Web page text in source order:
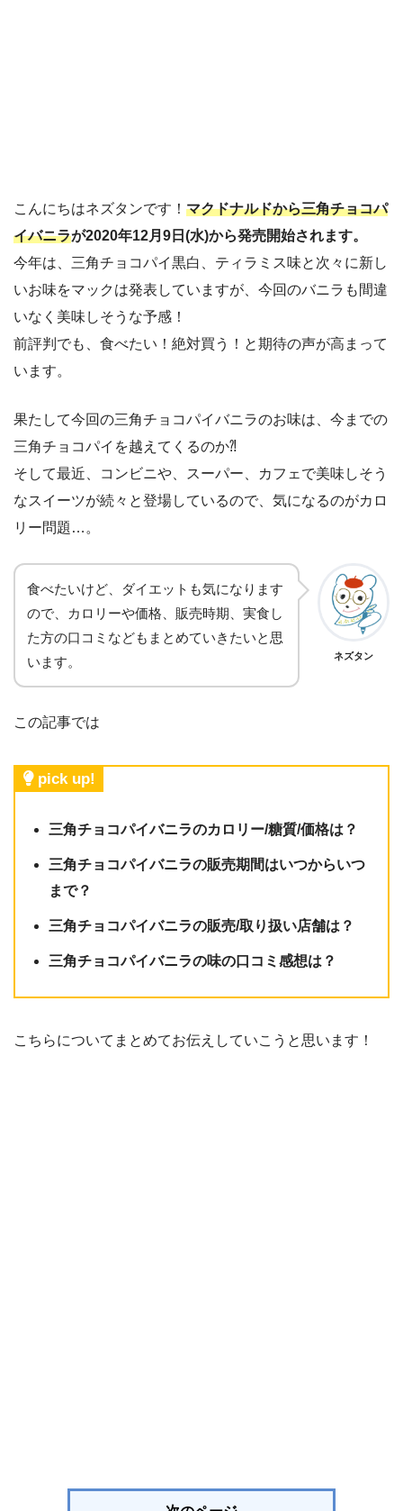
こんにちはネズタンです！ マクドナルドから三角チョコパ
イバニラが2020年12月9日(水)から発売開始されます。
今年は、三角チョコパイ黒白、ティラミス味と次々に新し
いお味をマックは発表していますが、今回のバニラも間違
いなく美味しそうな予感！
前評判でも、食べたい！絶対買う！と期待の声が高まって
います。
果たして今回の三角チョコパイバニラのお味は、今までの
三角チョコパイを越えてくるのか⁈
そして最近、コンビニや、スーパー、カフェで美味しそう
なスイーツが続々と登場しているので、気になるのがカロ
リー問題…。
食べたいけど、ダイエットも気になります
ので、カロリーや価格、販売時期、実食し
た方の口コミなどもまとめていきたいと思
います。
ネズタン
この記事では
pick up!
三角チョコパイバニラのカロリー/糖質/価格は？
三角チョコパイバニラの販売期間はいつからいつ
まで？
三角チョコパイバニラの販売/取り扱い店舗は？
三角チョコパイバニラの味の口コミ感想は？
こちらについてまとめてお伝えしていこうと思います！